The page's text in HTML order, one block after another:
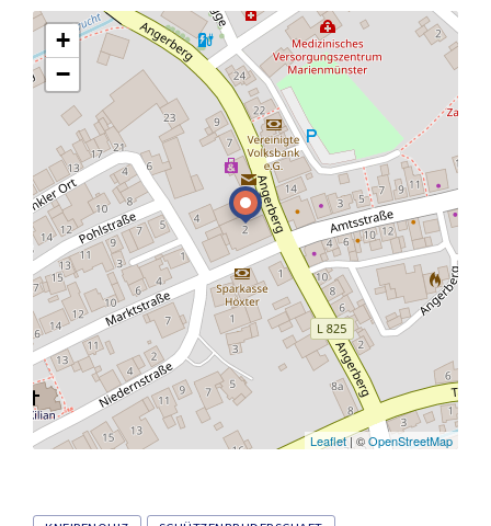
+
−
Leaflet| ©OpenStreetMap